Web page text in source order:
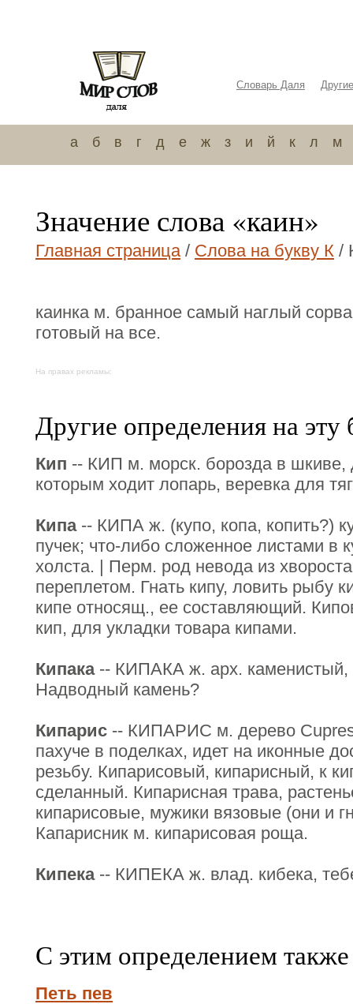
Словарь Даля
а б в г д е ж з и й к л м
Значение слова «каин»
Главная страница/ Слова на букву К /
каинка м. бранное самый наглый
готовый на все.
На правах рекламы:
Другие определения на эту
Кип -- КИП м. морск. борозда в
которым ходит лопарь, веревка для
Кипа-- КИПА ж. (купо, копа, копить?)
пучек; что-либо сложенное листами в
холста. | Перм. род невода из
переплетом. Гнать кипу, ловить рыбу
кипе относящ., ее составляющий.
кип, для укладки товара кипами.
Кипака-- КИПАКА ж. арх. каменистый,
Надводный камень?
Кипарис -- КИПАРИС м. дерево
пахуче в поделках, идет на иконные
резьбу. Кипарисовый, кипарисный, к
сделанный. Кипарисная трава,
кипарисовые, мужики вязовые (они и
Капарисник м. кипарисовая роща.
Кипека-- КИПЕКА ж. влад. кибека,
С этим определением
Петь пев